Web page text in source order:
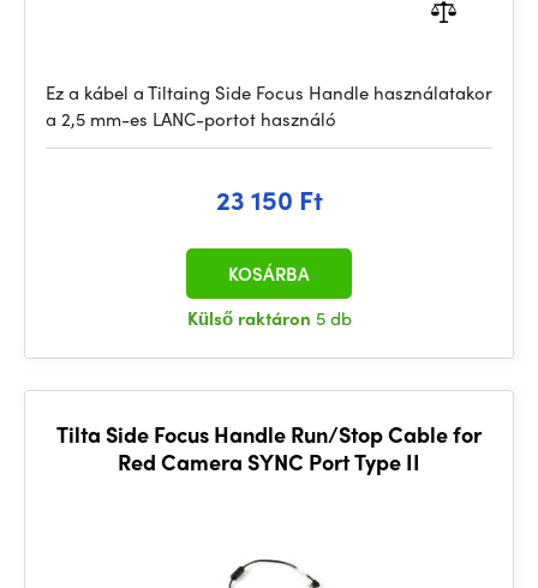
Ez a kábel a Tiltaing Side Focus Handle használatakor
a 2,5 mm-es LANC-portot használó
23 150 Ft
Külső raktáron 5 db
KOSÁRBA
Tilta Side Focus Handle Run/Stop Cable for
Red Camera SYNC Port Type II